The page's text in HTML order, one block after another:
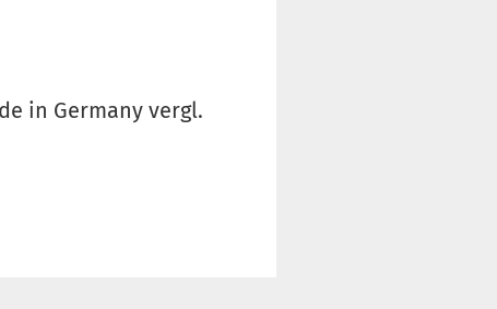
in Germany vergl.